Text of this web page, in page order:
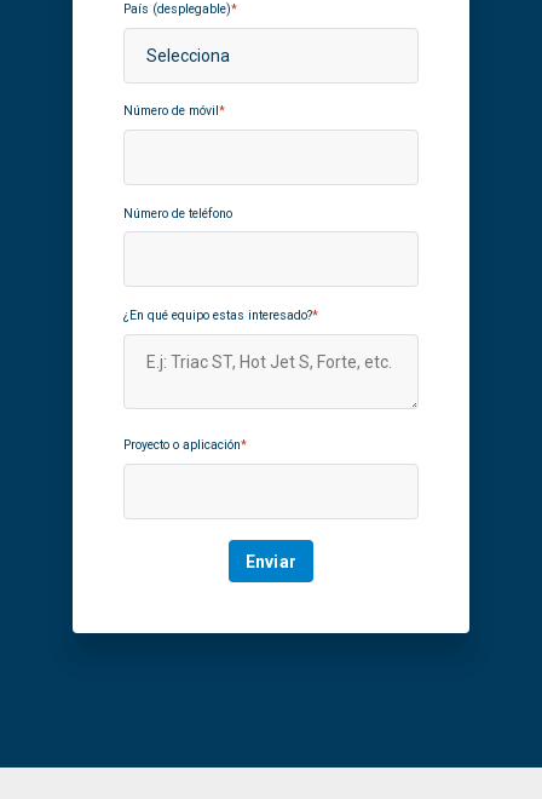
País (desplegable)*
Número de móvil *
Número de teléfono
¿En qué equipo estas interesado?*
Proyecto o aplicación*